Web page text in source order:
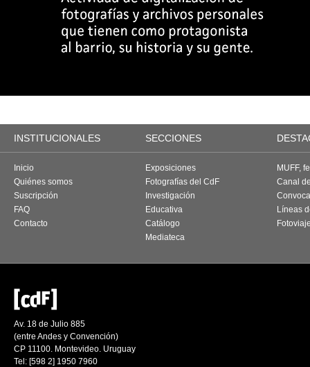
INSTITUCIONALES SECCIONES
Inicio
Quiénes somos
Suscripción
FAQ
Contacto
Exposiciones
Fotografías del CdF
Investigación
Educativa
Catálogo
Mediateca
MUFF,
Canal
Líneas
Av. 18 de Julio 885
(entre Andes y Convención)
CP 11100. Montevideo. Uruguay
Tel: [598 2] 1950 7960